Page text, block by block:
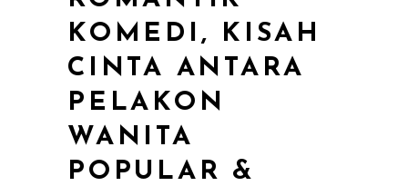
KOMEDI, KISAH
CINTA ANTARA
PELAKON
WANITA
POPULAR &